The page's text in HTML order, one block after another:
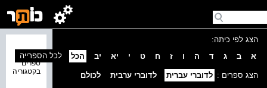
הצג לפי כיתה:
א
ב ג ד ה ו ז ח ט י יא יב הכל
הצג ספרים : לדוברי עברית לדוברי ערבית לכולם
ספרים
בקטגוריה
לכל הספרייה